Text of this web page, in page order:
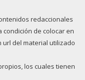
redaccionales
condición de colocar en
del material utilizado
los cuales tienen